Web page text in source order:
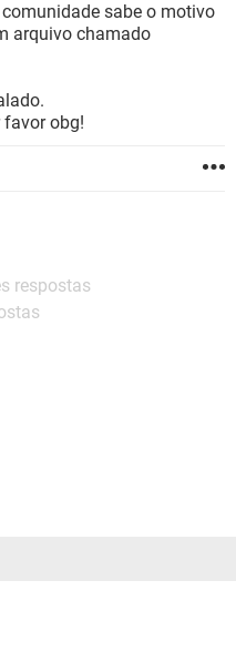
GMAIL
EXCEL
sabe o motivo
arquivo chamado
favor obg!
respostas